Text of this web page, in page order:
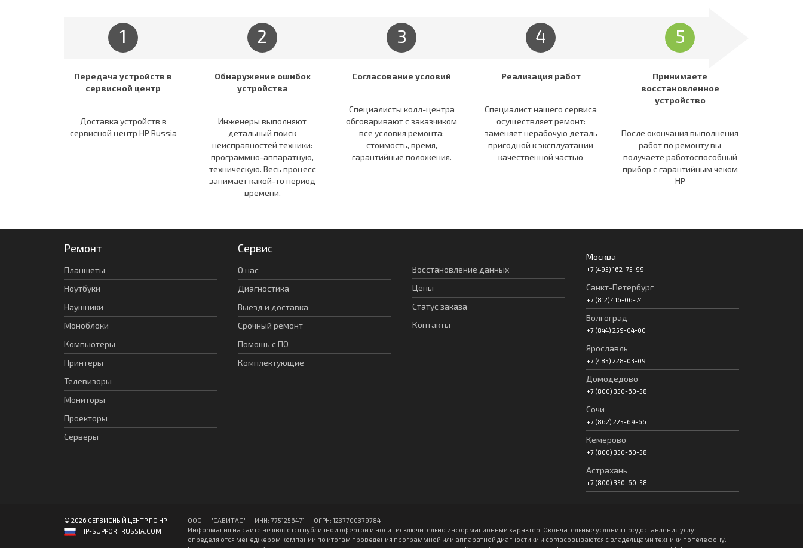
1
Передача устройств в
сервисной центр
Доставка устройств в
сервисной центр HP Russia
2
Обнаружение ошибок
устройства
Инженеры выполняют
детальный поиск
неисправностей техники:
программно-аппаратную,
техническую. Весь процесс
занимает какой-то период
времени.
3
Согласование условий
Специалисты колл-центра
обговаривают c заказчиком
все условия ремонта:
стоимость, время,
гарантийные положения.
4
Реализация работ
Специалист нашего сервиса
осуществляет ремонт:
заменяет нерабочую деталь
пригодной к эксплуатации
качественной частью
5
Принимаете
восстановленное
устройство
После окончания выполнения
работ по ремонту вы
получаете работоспособный
прибор c гарантийным чеком
HP
Ремонт
Планшеты
Ноутбуки
Наушники
Моноблоки
Компьютеры
Принтеры
Телевизоры
Мониторы
Проекторы
Серверы
Сервис
О нас
Диагностика
Выезд и доставка
Срочный ремонт
Помощь с ПО
Комплектующие
Восстановление данных
Цены
Статус заказа
Контакты
Москва
+7 (495) 162-75-99
Санкт-Петербург
+7 (812) 416-06-74
Волгоград
+7 (844) 259-04-00
Ярославль
+7 (485) 228-03-09
Домодедово
+7 (800) 350-60-58
Сочи
+7 (862) 225-69-66
Кемерово
+7 (800) 350-60-58
Астрахань
+7 (800) 350-60-58
© 2026 СЕРВИСНЫЙ ЦЕНТР ПО HP
HP-SUPPORTRUSSIA.COM
ООО "CАВИТAC" ИНН: 7751256471 ОГPН: 1237700379784
Информация на сайте не является публичной офертой и носит исключительно информационный характер. Окончательные условия предоставления услуг
определяются менеджером компании по итогам проведения программной или аппаратной диагностики и согласовываются с владельцами техники по телефону.